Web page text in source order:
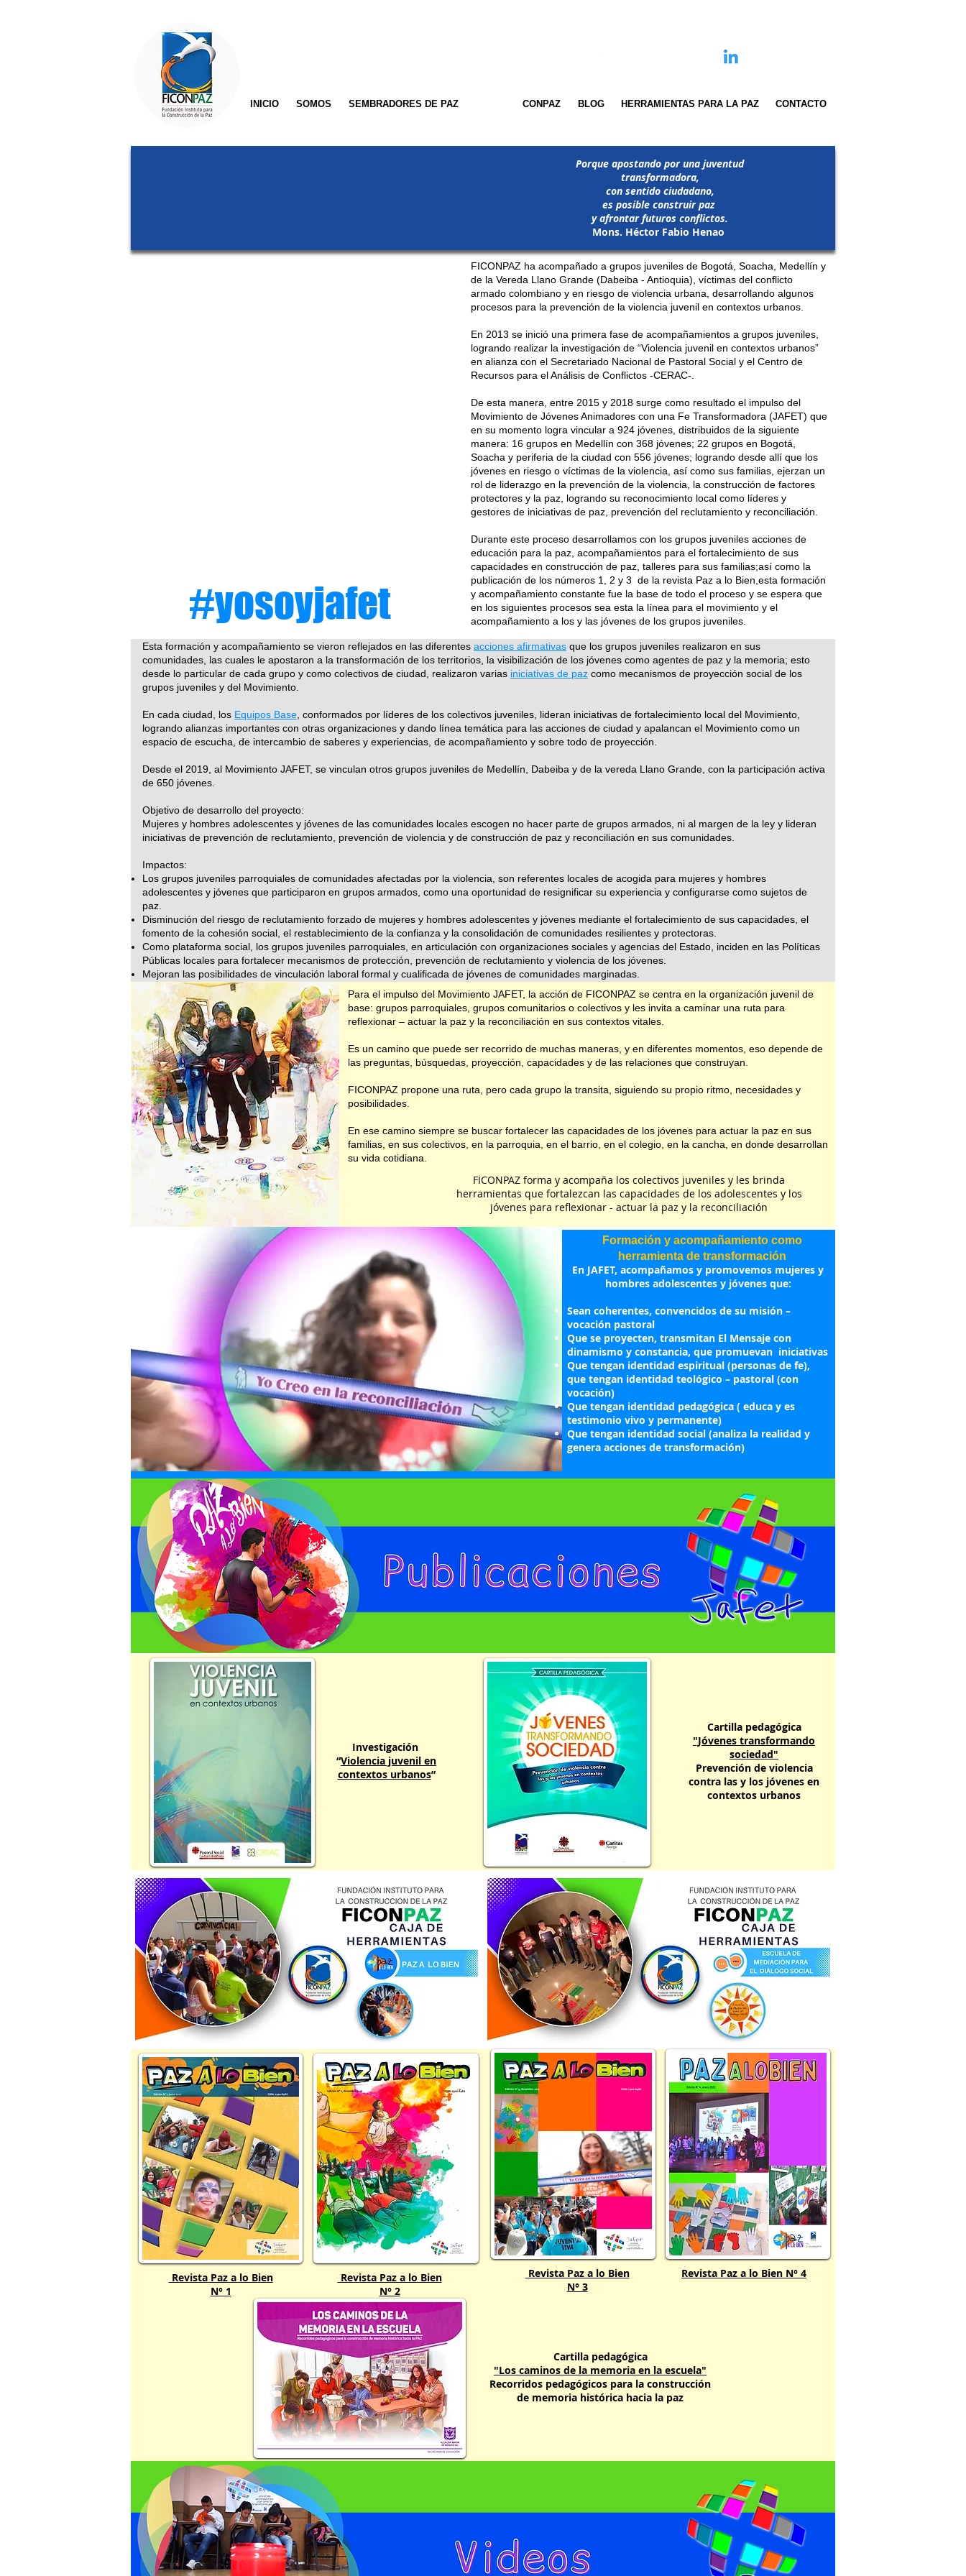
INICIO SOMOS SEMBRADORES DE PAZ CONPAZ BLOG HERRAMIENTAS PARA LA PAZ CONTACTO
Porque apostando por una juventud
transformadora,
con sentido ciudadano,
es posible construir paz
y afrontar futuros conflictos.
Mons. Héctor Fabio Henao
#yosoyjafet
FICONPAZ ha acompañado a grupos juveniles de Bogotá, Soacha, Medellín y
de la Vereda Llano Grande (Dabeiba - Antioquia), víctimas del conflicto
armado colombiano y en riesgo de violencia urbana, desarrollando algunos
procesos para la prevención de la violencia juvenil en contextos urbanos.
En 2013 se inició una primera fase de acompañamientos a grupos juveniles,
logrando realizar la investigación de “Violencia juvenil en contextos urbanos”
en alianza con el Secretariado Nacional de Pastoral Social y el Centro de
Recursos para el Análisis de Conflictos -CERAC-.
De esta manera, entre 2015 y 2018 surge como resultado el impulso del
Movimiento de Jóvenes Animadores con una Fe Transformadora (JAFET) que
en su momento logra vincular a 924 jóvenes, distribuidos de la siguiente
manera: 16 grupos en Medellín con 368 jóvenes; 22 grupos en Bogotá,
Soacha y periferia de la ciudad con 556 jóvenes; logrando desde allí que los
jóvenes en riesgo o víctimas de la violencia, así como sus familias, ejerzan un
rol de liderazgo en la prevención de la violencia, la construcción de factores
protectores y la paz, logrando su reconocimiento local como líderes y
gestores de iniciativas de paz, prevención del reclutamiento y reconciliación.​
Durante este proceso desarrollamos con los grupos juveniles acciones de
educación para la paz, acompañamientos para el fortalecimiento de sus
capacidades en construcción de paz, talleres para sus familias;así como la
publicación de los números 1, 2 y 3 de la revista Paz a lo Bien,esta formación
y acompañamiento constante fue la base de todo el proceso y se espera que
en los siguientes procesos sea esta la línea para el movimiento y el
acompañamiento a los y las jóvenes de los grupos juveniles.
Esta formación y acompañamiento se vieron reflejados en las diferentes acciones afirmativas que los grupos juveniles realizaron en sus
comunidades, las cuales le apostaron a la transformación de los territorios, la visibilización de los jóvenes como agentes de paz y la memoria; esto
desde lo particular de cada grupo y como colectivos de ciudad, realizaron varias iniciativas de paz como mecanismos de proyección social de los
grupos juveniles y del Movimiento.
En cada ciudad, los Equipos Base , conformados por líderes de los colectivos juveniles, lideran iniciativas de fortalecimiento local del Movimiento,
logrando alianzas importantes con otras organizaciones y dando línea temática para las acciones de ciudad y apalancan el Movimiento como un
espacio de escucha, de intercambio de saberes y experiencias, de acompañamiento y sobre todo de proyección.
Desde el 2019, al Movimiento JAFET, se vinculan otros grupos juveniles de Medellín, Dabeiba y de la vereda Llano Grande, con la participación activa
de 650 jóvenes.
Objetivo de desarrollo del proyecto:
Mujeres y hombres adolescentes y jóvenes de las comunidades locales escogen no hacer parte de grupos armados, ni al margen de la ley y lideran
iniciativas de prevención de reclutamiento, prevención de violencia y de construcción de paz y reconciliación en sus comunidades.
Impactos:
Los grupos juveniles parroquiales de comunidades afectadas por la violencia, son referentes locales de acogida para mujeres y hombres
adolescentes y jóvenes que participaron en grupos armados, como una oportunidad de resignificar su experiencia y configurarse como sujetos de
paz.
Disminución del riesgo de reclutamiento forzado de mujeres y hombres adolescentes y jóvenes mediante el fortalecimiento de sus capacidades, el
fomento de la cohesión social, el restablecimiento de la confianza y la consolidación de comunidades resilientes y protectoras.
Como plataforma social, los grupos juveniles parroquiales, en articulación con organizaciones sociales y agencias del Estado, inciden en las Políticas
Públicas locales para fortalecer mecanismos de protección, prevención de reclutamiento y violencia de los jóvenes.
Mejoran las posibilidades de vinculación laboral formal y cualificada de jóvenes de comunidades marginadas.
Para el impulso del Movimiento JAFET, la acción de FICONPAZ se centra en la organización juvenil de
base: grupos parroquiales, grupos comunitarios o colectivos y les invita a caminar una ruta para
reflexionar – actuar la paz y la reconciliación en sus contextos vitales.
Es un camino que puede ser recorrido de muchas maneras, y en diferentes momentos, eso depende de
las preguntas, búsquedas, proyección, capacidades y de las relaciones que construyan.
FICONPAZ propone una ruta, pero cada grupo la transita, siguiendo su propio ritmo, necesidades y
posibilidades.
En ese camino siempre se buscar fortalecer las capacidades de los jóvenes para actuar la paz en sus
familias, en sus colectivos, en la parroquia, en el barrio, en el colegio, en la cancha, en donde desarrollan
su vida cotidiana.
FICONPAZ forma y acompaña los colectivos juveniles y les brinda
herramientas que fortalezcan las capacidades de los adolescentes y los
jóvenes para reflexionar - actuar la paz y la reconciliación
Formación y acompañamiento como
herramienta de transformación
En JAFET, acompañamos y promovemos mujeres y
hombres adolescentes y jóvenes que:
Sean coherentes, convencidos de su misión –
vocación pastoral
Que se proyecten, transmitan El Mensaje con
dinamismo y constancia, que promuevan iniciativas
Que tengan identidad espiritual (personas de fe),
que tengan identidad teológico – pastoral (con
vocación)
Que tengan identidad pedagógica ( educa y es
testimonio vivo y permanente)
Que tengan identidad social (analiza la realidad y
genera acciones de transformación)
Investigación
“Violencia juvenil en
contextos urbanos”
Cartilla pedagógica
"Jóvenes transformando
sociedad"
Prevención de violencia
contra las y los jóvenes en
contextos urbanos
Revista Paz a lo Bien
N° 1
Revista Paz a lo Bien
N° 2
Revista Paz a lo Bien
N° 3
Revista Paz a lo Bien N° 4
Cartilla pedagógica
"Los caminos de la memoria en la escuela"
Recorridos pedagógicos para la construcción
de memoria histórica hacia la paz